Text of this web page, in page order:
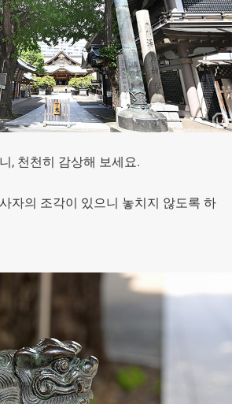
, 천천히 감상해 보세요.
자의 조각이 있으니 놓치지 않도록 하